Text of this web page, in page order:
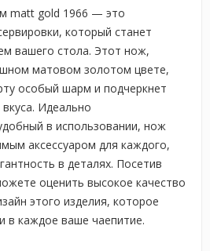
matt gold 1966 — это
который станет
вашего стола. Этот нож,
матовом золотом цвете,
особый шарм и подчеркнет
Идеально
в использовании, нож
аксессуаром для каждого,
в деталях. Посетив
оценить высокое качество
этого изделия, которое
в каждое ваше чаепитие.